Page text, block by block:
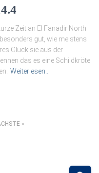
Zeit an El Fanadir North
gut, wie meistens
Glück sie aus der
das es eine Schildkröte
Weiterlesen…